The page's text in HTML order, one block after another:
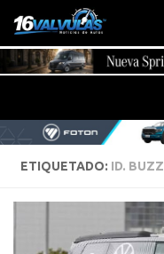
Saltar al contenido
ETIQUETADO: ID. BUZZ